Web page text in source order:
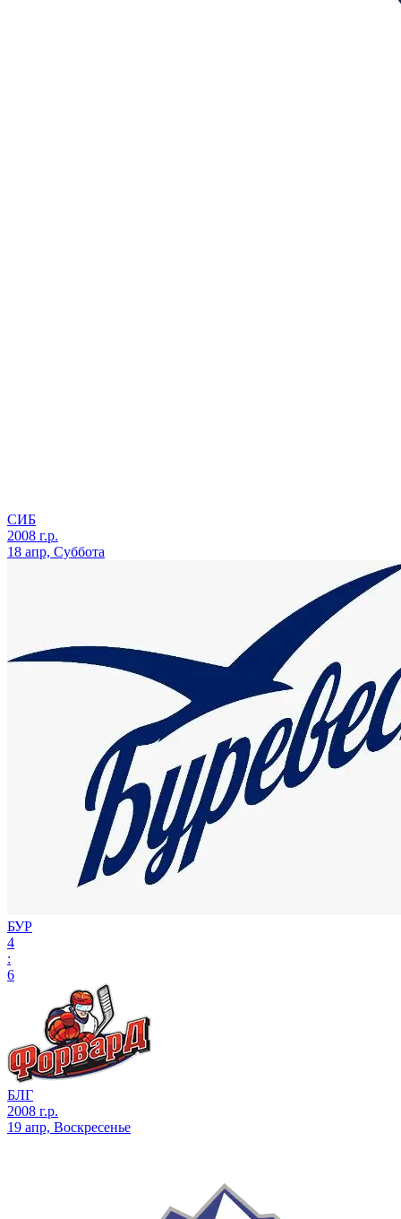
СИБ
2008 г.р.
18 апр, Суббота
БУР
4
:
6
БЛГ
2008 г.р.
19 апр, Воскресенье